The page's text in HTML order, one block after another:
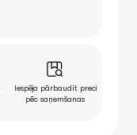
Iespēja pārbaudīt preci
pēc saņemšanas